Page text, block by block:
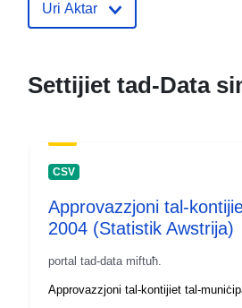
Uri Aktar
Settijiet tad-Data
CSV
Approvazzjoni tal-
2004 (Statistik Awstrija)
portal tad-data miftuħ.
Approvazzjoni tal-kontijiet tal-